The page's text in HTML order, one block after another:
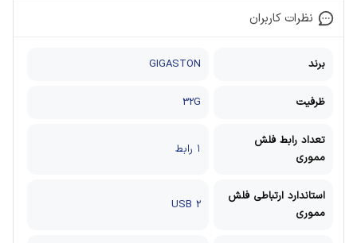
نظرات کاربران
برند GIGASTON
ظرفیت 32G
تعداد رابط فلش
مموری
۱ رابط
استاندارد ارتباطی فلش
مموری
USB 2